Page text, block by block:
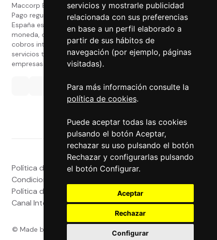
servicios y mostrarle publicidad
relacionada con sus preferencias
en base a un perfil elaborado a
partir de sus hábitos de
navegación (por ejemplo, páginas
visitadas).
Para más información consulte la
política de cookies.
Puede aceptar todas las cookies
pulsando el botón Aceptar,
rechazar su uso pulsando el botón
Rechazar y configurarlas pulsando
el botón Configurar.
Aceptar
Rechazar
Configurar
Maccorp Exact Change es una Entidad de
Pago regulada y con licencia del Banco de
España especializada en cambio de
moneda, divisas, transferencias, pagos y
cobros internacionales que presta estos
servicios tanto a particulares como a
empresas.
Política de privacidad| Atención al Cliente
Condiciones de uso web
Política de Cookies
Política de Calidad
Canal Interno
| Canal Externo | Accesibilidad
© Made by - Powered by